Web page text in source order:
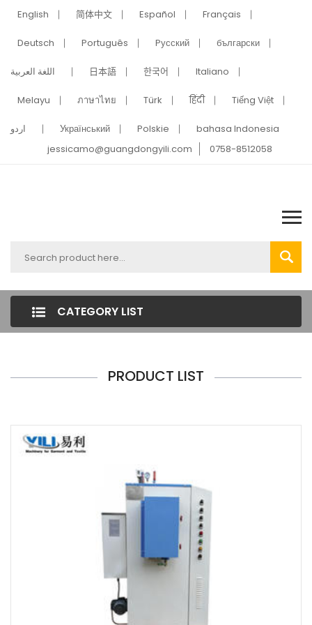
English 简体中文 Español Français
Deutsch Português Pусский български
اللغة العربية 日本語 한국어 Italiano
Melayu ภาษาไทย Türk हिंदी Tiếng Việt
اردو Український Polskie
bahasa Indonesia
jessicamo@guangdongyili.com
0758-8512058
CATEGORY LIST
PRODUCT LIST